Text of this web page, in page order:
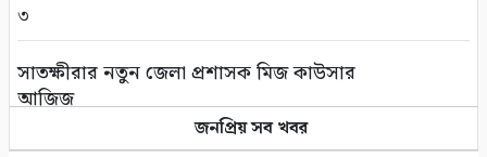
৮
মুক্তিযুদ্ধের সাব-সেক্টর কমান্ডার শাহজাহান মাস্টারের
মৃত্যুবার্ষিকী পালিত
৩
সাতক্ষীরার নতুন জেলা প্রশাসক মিজ কাউসার
আজিজ
জনপ্রিয় সব খবর